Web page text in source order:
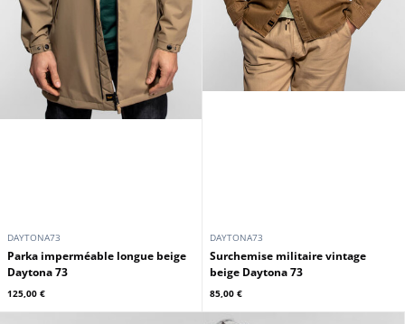
DAYTONA73
Parka imperméable longue beige
Daytona 73
125,00 €
DAYTONA73
Surchemise militaire vintage
beige Daytona 73
85,00 €